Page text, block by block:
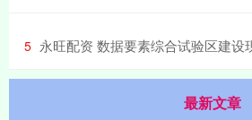
5 永旺配资 数据要素综合试验区建设
最新文章